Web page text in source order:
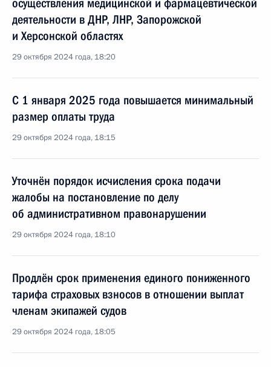
осуществления медицинской и фармацевтической
деятельности в ДНР, ЛНР, Запорожской
и Херсонской областях
29 октября 2024 года, 18:20
С 1 января 2025 года повышается минимальный
размер оплаты труда
29 октября 2024 года, 18:15
Уточнён порядок исчисления срока подачи
жалобы на постановление по делу
об административном правонарушении
29 октября 2024 года, 18:10
Продлён срок применения единого пониженного
тарифа страховых взносов в отношении выплат
членам экипажей судов
29 октября 2024 года, 18:05